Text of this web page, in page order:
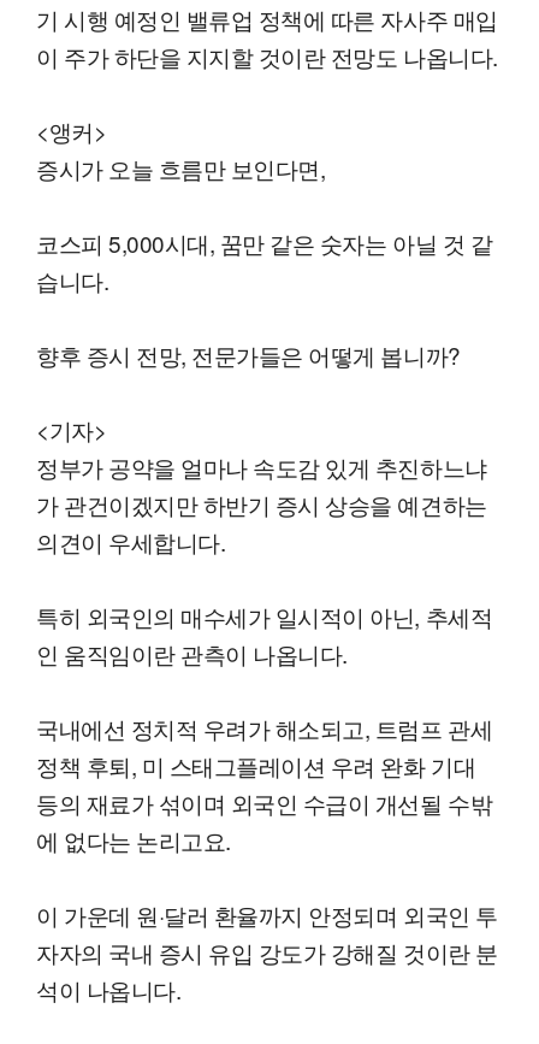
기 시행 예정인 밸류업 정책에 따른 자사주 매입
이 주가 하단을 지지할 것이란 전망도 나옵니다.
<앵커>
증시가 오늘 흐름만 보인다면,
코스피 5,000시대, 꿈만 같은 숫자는 아닐 것 같
습니다.
향후 증시 전망, 전문가들은 어떻게 봅니까?
<기자>
정부가 공약을 얼마나 속도감 있게 추진하느냐
가 관건이겠지만 하반기 증시 상승을 예견하는
의견이 우세합니다.
특히 외국인의 매수세가 일시적이 아닌, 추세적
인 움직임이란 관측이 나옵니다.
국내에선 정치적 우려가 해소되고, 트럼프 관세
정책 후퇴, 미 스태그플레이션 우려 완화 기대
등의 재료가 섞이며 외국인 수급이 개선될 수밖
에 없다는 논리고요.
이 가운데 원·달러 환율까지 안정되며 외국인 투
자자의 국내 증시 유입 강도가 강해질 것이란 분
석이 나옵니다.